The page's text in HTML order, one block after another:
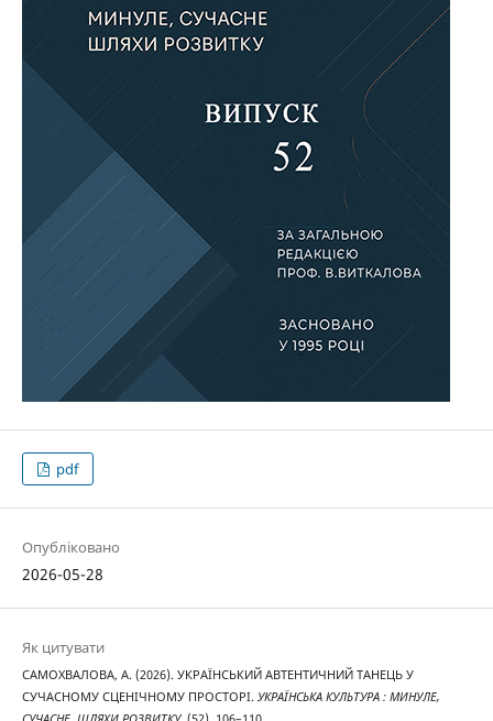
pdf
Опубліковано
2026-05-28
Як цитувати
САМОХВАЛОВА, А. (2026). УКРАЇНСЬКИЙ АВТЕНТИЧНИЙ ТАНЕЦЬ У
СУЧАСНОМУ СЦЕНІЧНОМУ ПРОСТОРІ. УКРАЇНСЬКА КУЛЬТУРА : МИНУЛЕ,